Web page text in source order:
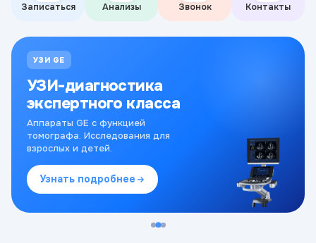
Записаться Анализы Звонок Контакты
УЗИ GE
УЗИ-диагностика
экспертного класса
Аппараты GE с функцией
томографа. Исследования для
взрослых и детей.
Узнать подробнее